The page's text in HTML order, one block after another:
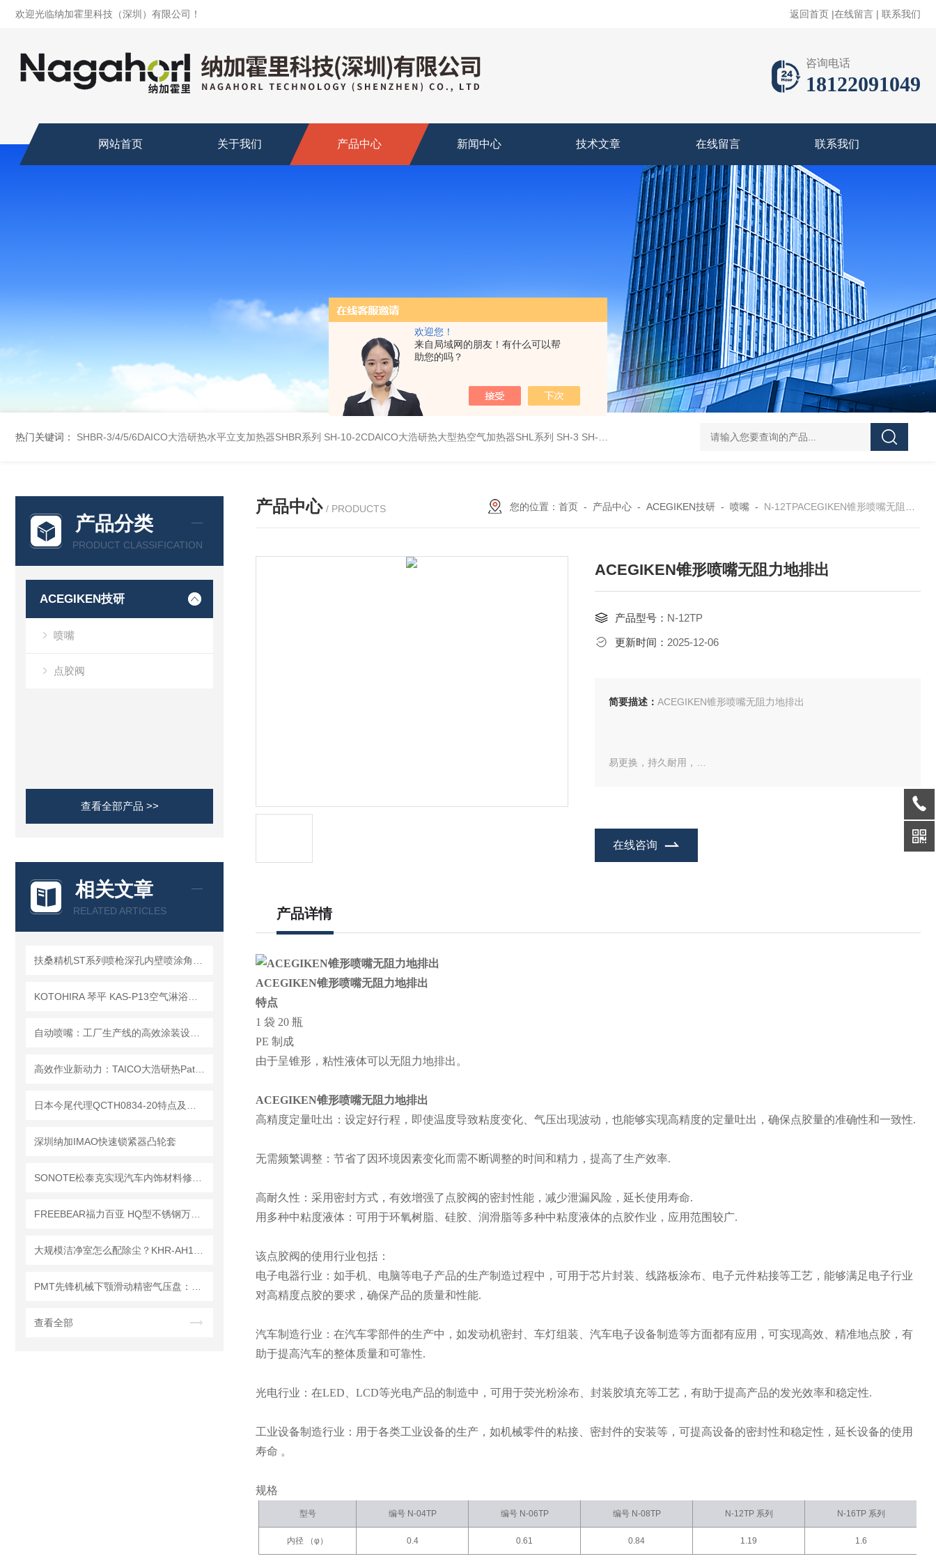
欢迎您！
来自局域网的朋友！有什么可以帮
助您的吗？
欢迎光临纳加霍里科技（深圳）有限公司！ 返回首页 |在线留言 | 联系我们
咨询电话
18122091049
网站首页 关于我们 产品中心 新闻中心 技术文章 在线留言 联系我们
热门关键词： SHBR-3/4/5/6DAICO大浩研热水平立支加热器SHBR系列 SH-10-2CDAICO大浩研热大型热空气加热器SHL系列 SH-3 SH-4DAICO大浩研热水平热空气产生加热器SH系列 L-00/01/02/03DAICO大浩研
产品分类
PRODUCT CLASSIFICATION
ACEGIKEN技研
喷嘴
点胶阀
查看全部产品 >>
相关文章
RELATED ARTICLES
深圳纳加IMAO快速锁紧器凸轮套
查看全部
产品中心 / PRODUCTS 您的位置： 首页- 产品中心- ACEGIKEN技研- 喷嘴- N-12TPACEGIKEN锥形喷嘴无阻力地排出
ACEGIKEN锥形喷嘴无阻力地排出
产品型号： N-12TP
更新时间： 2025-12-06
简要描述： ACEGIKEN锥形喷嘴无阻力地排出
易更换，持久耐用，
在线咨询
产品详情
ACEGIKEN锥形喷嘴无阻力地排出
特点
1 袋 20 瓶
PE 制成
由于呈锥形，粘性液体可以无阻力地排出。
ACEGIKEN锥形喷嘴无阻力地排出
高精度定量吐出：设定好行程，即使温度导致粘度变化、气压出现波动，也能够实现高精度的定量吐出，确保点胶量的准确性和一致性.
无需频繁调整：节省了因环境因素变化而需不断调整的时间和精力，提高了生产效率.
高耐久性：采用密封方式，有效增强了点胶阀的密封性能，减少泄漏风险，延长使用寿命.
用多种中粘度液体：可用于环氧树脂、硅胶、润滑脂等多种中粘度液体的点胶作业，应用范围较广.
该点胶阀的使用行业包括：
电子电器行业：如手机、电脑等电子产品的生产制造过程中，可用于芯片封装、线路板涂布、电子元件粘接等工艺，能够满足电子行业
对高精度点胶的要求，确保产品的质量和性能.
汽车制造行业：在汽车零部件的生产中，如发动机密封、车灯组装、汽车电子设备制造等方面都有应用，可实现高效、精准地点胶，有
助于提高汽车的整体质量和可靠性.
光电行业：在LED、LCD等光电产品的制造中，可用于荧光粉涂布、封装胶填充等工艺，有助于提高产品的发光效率和稳定性.
工业设备制造行业：用于各类工业设备的生产，如机械零件的粘接、密封件的安装等，可提高设备的密封性和稳定性，延长设备的使用
寿命 。
规格
型号 编号 N-04TP 编号 N-06TP 编号 N-08TP N-12TP 系列 N-16TP 系列
内径 （φ） 0.4 0.61 0.84 1.19 1.6